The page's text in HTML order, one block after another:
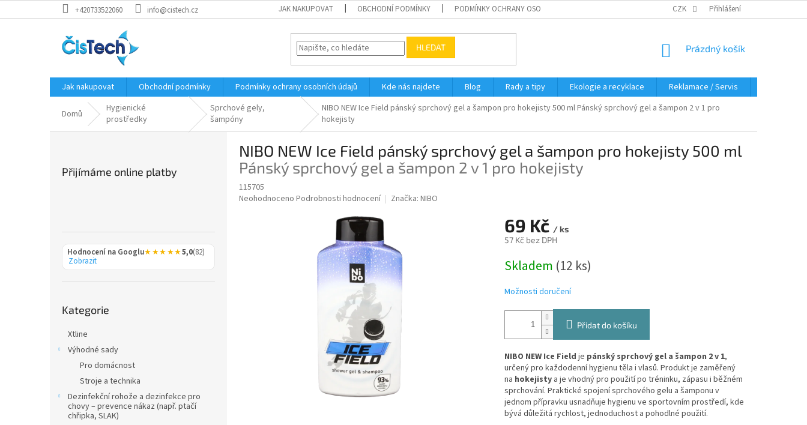
na
+420733522060 info@cistech.cz JAK NAKUPOVAT OBCHODNÍ PODMÍNKY PODMÍNKY OCHRANY OSOBNÍCH ÚDAJŮ CZK Přihlášení
HLEDAT
NÁKUPNÍ
Prázdný košík
Jak nakupovat Obchodní podmínky Podmínky ochrany osobních údajů Kde nás najdete Blog Rady a tipy Ekologie a recyklace Reklamace / Servis
Domů
Hygienické
prostředky
Sprchové gely,
šampóny
NIBO NEW Ice Field pánský sprchový gel a šampon pro hokejisty 500 mlPánský sprchový gel a šampon 2 v 1 pro
hokejisty
Přijímáme online platby
Hodnocení na Googlu★★★★★5,0(82)
Zobrazit
kategorie
Kategorie
Xtline
Výhodné sady
Pro domácnost
Stroje a technika
Dezinfekční rohože a dezinfekce pro
chovy – prevence nákaz (např. ptačí
chřipka, SLAK)
NIBO NEW Ice Field pánský sprchový gel a šampon pro hokejisty 500 ml
Pánský sprchový gel a šampon 2 v 1 pro hokejisty
115705
Průměrné
Neohodnoceno Podrobnosti hodnocení Značka: NIBO
69 Kč / ks
57 Kč bez DPH
cena:
Skladem (12 ks)
Možnosti doručení
Přidat do košíku
NIBO NEW Ice Field je pánský sprchový gel a šampon 2 v 1,
určený pro každodenní hygienu těla i vlasů. Produkt je zaměřený
na hokejisty a je vhodný pro použití po tréninku, zápasu i běžném
sprchování. Praktické spojení sprchového gelu a šamponu v
jednom přípravku usnadňuje hygienu ve sportovním prostředí, kde
bývá důležitá rychlost, jednoduchost a pohodlné použití.